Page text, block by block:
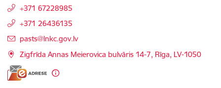
+371 67228985
+371 26436135
E-pasts:
pasts@lnkc.gov.lv
Zigfrīda Annas Meierovica bulvāris 14-7, Rīga, LV-1050